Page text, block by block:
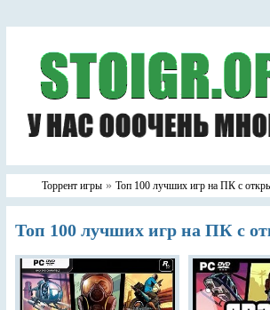
Торрент игры » Топ 100 лучших игр на ПК с
Топ 100 лучших игр на ПК с